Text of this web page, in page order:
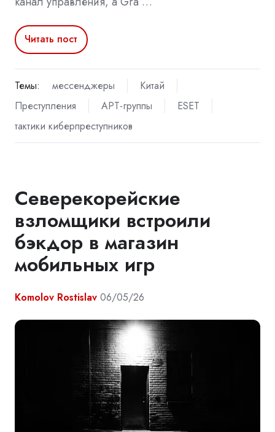
Читать пост
Темы: мессенджеры
Китай
Преступления
APT-группы
ESET
тактики киберпреступников
Северекорейские
взломщики встроили
бэкдор в магазин
мобильных игр
Komolov Rostislav 06/05/26